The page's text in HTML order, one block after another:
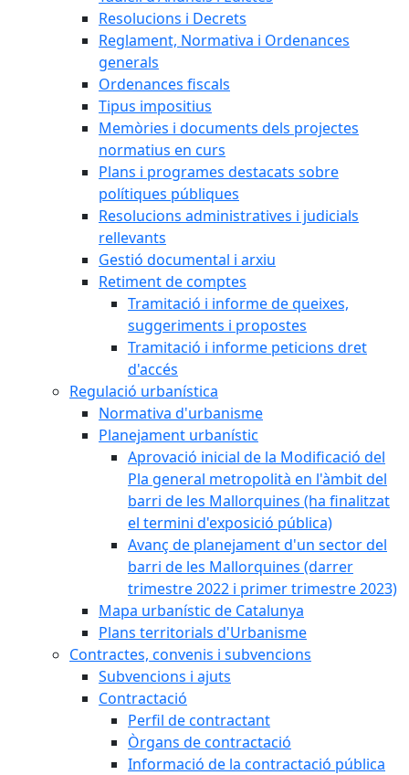
Resolucions i Decrets
Reglament, Normativa i Ordenances
generals
Ordenances fiscals
Tipus impositius
Memòries i documents dels projectes
normatius en curs
Plans i programes destacats sobre
polítiques públiques
Resolucions administratives i judicials
rellevants
Gestió documental i arxiu
Retiment de comptes
Tramitació i informe de queixes,
suggeriments i propostes
Tramitació i informe peticions dret
d'accés
Regulació urbanística
Normativa d'urbanisme
Planejament urbanístic
Aprovació inicial de la Modificació del
Pla general metropolità en l'àmbit del
barri de les Mallorquines (ha finalitzat
el termini d'exposició pública)
Avanç de planejament d'un sector del
barri de les Mallorquines (darrer
trimestre 2022 i primer trimestre 2023)
Mapa urbanístic de Catalunya
Plans territorials d'Urbanisme
Contractes, convenis i subvencions
Subvencions i ajuts
Contractació
Perfil de contractant
Òrgans de contractació
Informació de la contractació pública